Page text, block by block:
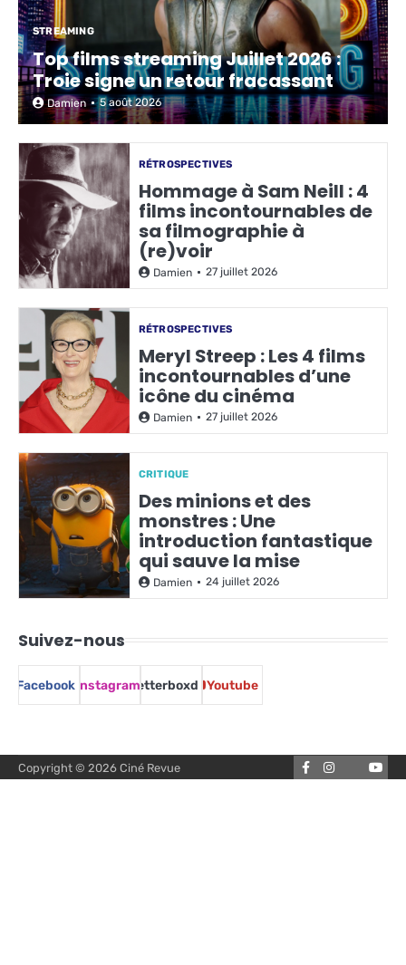
STREAMING
Top films streaming Juillet 2026 :
Troie signe un retour fracassant
Damien 5 août 2026
RÉTROSPECTIVES
Hommage à Sam Neill : 4
films incontournables de
sa filmographie à
(re)voir
Damien 27 juillet 2026
RÉTROSPECTIVES
Meryl Streep : Les 4 films
incontournables d’une
icône du cinéma
Damien 27 juillet 2026
CRITIQUE
Des minions et des
monstres : Une
introduction fantastique
qui sauve la mise
Damien 24 juillet 2026
Suivez-nous
Facebook InstagramLetterboxd Youtube
Copyright © 2026 Ciné Revue FacebookInstagram